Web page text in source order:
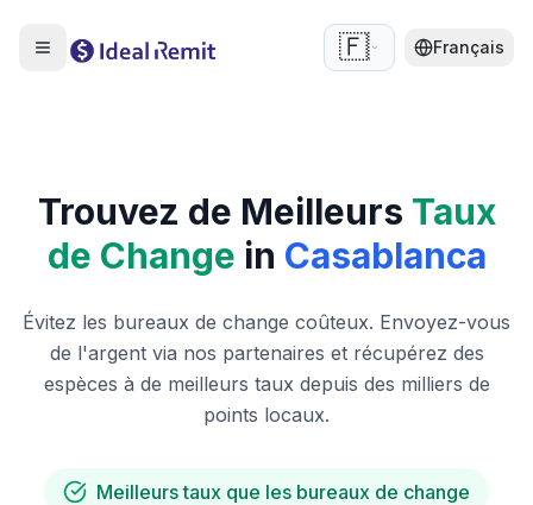
🇫🇷 Français
Trouvez de Meilleurs Taux
de Change in Casablanca
Évitez les bureaux de change coûteux. Envoyez-vous
de l'argent via nos partenaires et récupérez des
espèces à de meilleurs taux depuis des milliers de
points locaux.
Meilleurs taux que les bureaux de change